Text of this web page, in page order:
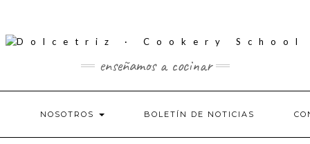
enseñamos a cocinar
NOSOTROS BOLETÍN DE NOTICIAS